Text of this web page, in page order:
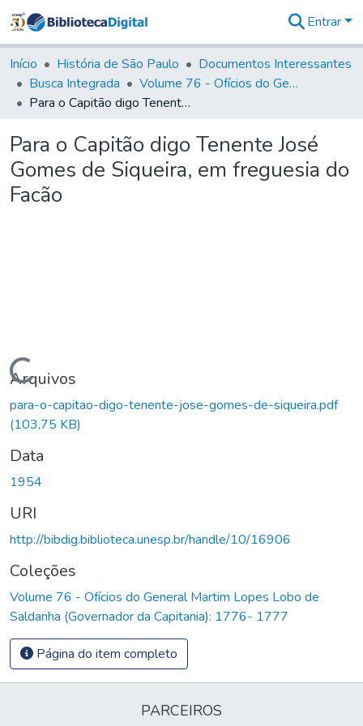
&
Coleções
Tudo na
Biblioteca
Estatísticas
Entrar
Início História de São Paulo
Documentos Interessantes
Busca Integrada
Volume 76 - Ofícios do General Martim Lopes Lobo de Saldanha (Governador da Capitania): 1776- 1777
Para o Capitão digo Tenente José Gomes de Siqueira, em freguesia do Facão
Para o Capitão digo Tenente José
Gomes de Siqueira, em freguesia do
Facão
Carregando...
Arquivos
para-o-capitao-digo-tenente-jose-gomes-de-siqueira.pdf
(103,75 KB)
Data
1954
URI
http://bibdig.biblioteca.unesp.br/handle/10/16906
Coleções
Volume 76 - Ofícios do General Martim Lopes Lobo de
Saldanha (Governador da Capitania): 1776- 1777
Página do item completo
PARCEIROS